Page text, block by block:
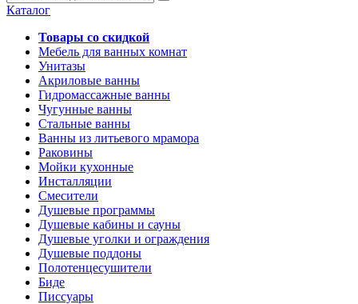
Каталог
Товары со скидкой
Мебель для ванных комнат
Унитазы
Акриловые ванны
Гидромассажные ванны
Чугунные ванны
Стальные ванны
Ванны из литьевого мрамора
Раковины
Мойки кухонные
Инсталляции
Смесители
Душевые программы
Душевые кабины и сауны
Душевые уголки и ограждения
Душевые поддоны
Полотенцесушители
Биде
Писсуары